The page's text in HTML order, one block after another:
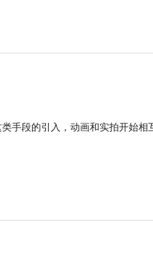
手段的引入，动画和实拍开始相